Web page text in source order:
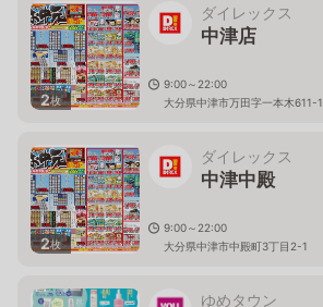
2枚
ダイレックス
中津店
9:00～22:00
大分県中津市万田字一本木611-1
2枚
ダイレックス
中津中殿
9:00～22:00
大分県中津市中殿町3丁目2-1
ゆめタウン